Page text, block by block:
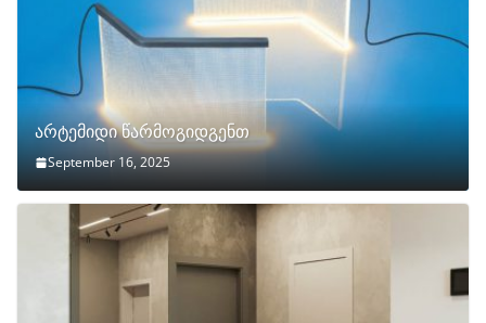
არტემიდი წარმოგიდგენთ
September 16, 2025